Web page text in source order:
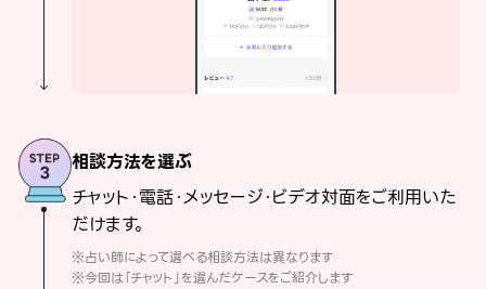
相談方法を選ぶ
チャット・電話・メッセージ・ビデオ対面をご利用いた
だけます。
※占い師によって選べる相談方法は異なります
※今回は「チャット」を選んだケースをご紹介します